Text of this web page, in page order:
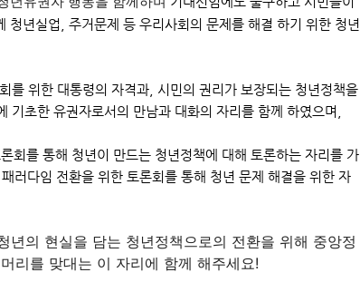
청년실업, 주거문제 등 우리사회의 문제를 해결 하기 위한 청년
를 위한 대통령의 자격과, 시민의 권리가 보장되는 청년정책을
기초한 유권자로서의 만남과 대화의 자리를 함께 하였으며,
회를 통해 청년이 만드는 청년정책에 대해 토론하는 자리를 가
러다임 전환을 위한 토론회를 통해 청년 문제 해결을 위한 자
년의 현실을 담는 청년정책으로의 전환을 위해 중앙정
리를 맞대는 이 자리에 함께 해주세요!